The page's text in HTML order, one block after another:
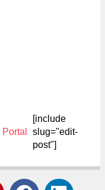
Portal
[include
slug="edit-
post"]